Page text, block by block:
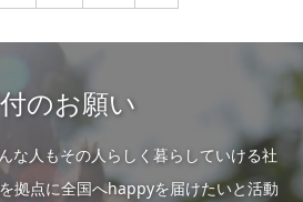
のお願い
な人もその人らしく暮らしていける社
拠点に全国へhappyを届けたいと活動